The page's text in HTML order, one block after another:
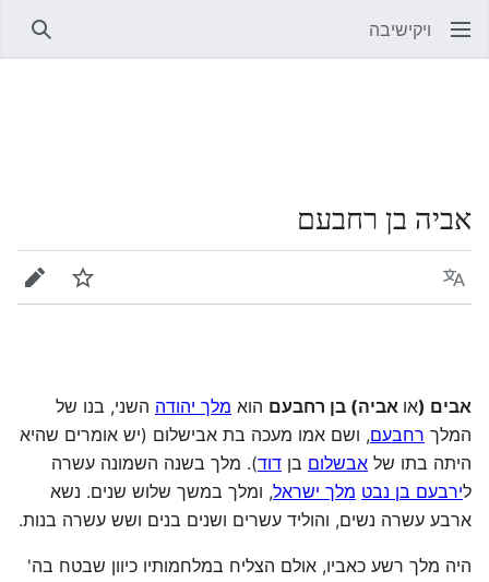
ויקישיבה
אביה בן רחבעם
שפה מעקב
אבים (או אביה) בן רחבעם הוא מלך יהודה השני, בנו של
המלך רחבעם, ושם אמו מעכה בת אבישלום (יש אומרים שהיא
היתה בתו של אבשלום בן דוד). מלך בשנה השמונה עשרה
לירבעם בן נבט מלך ישראל, ומלך במשך שלוש שנים. נשא
ארבע עשרה נשים, והוליד עשרים ושנים בנים ושש עשרה בנות.
היה מלך רשע כאביו, אולם הצליח במלחמותיו כיוון שבטח בה'